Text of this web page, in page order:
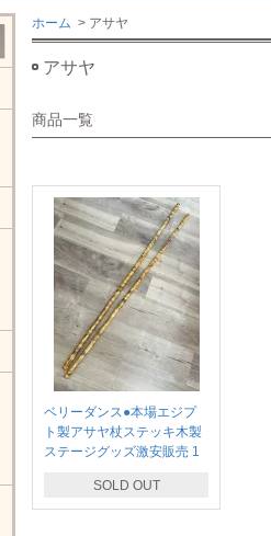
ホーム > アサヤ
アサヤ
商品一覧
ベリーダンス●本場エジプ
ト製アサヤ杖ステッキ木製
ステージグッズ激安販売 1
SOLD OUT